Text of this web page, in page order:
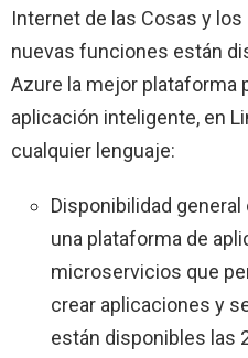
Internet de las Cosas y
nuevas funciones están
Azure la mejor plataforma
aplicación inteligente, en
cualquier lenguaje:
Disponibilidad
una plataforma de
microservicios que
crear aplicaciones y
están disponibles las